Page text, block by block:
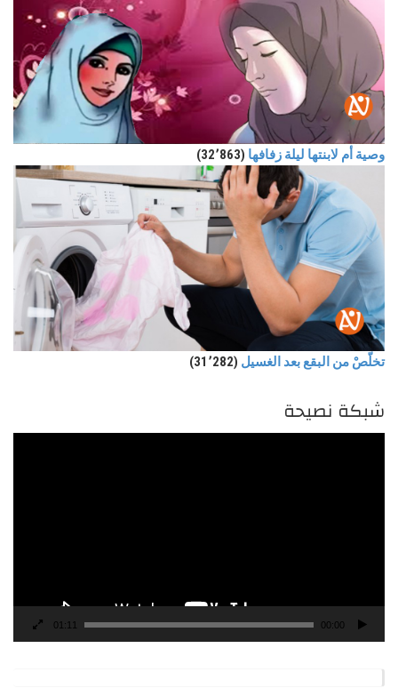
وصية أم لابنتها ليلة زفافها (32٬863)
تخلّصْ من البقع بعد الغسيل (31٬282)
شبكة نصيحة
00:00
01:11